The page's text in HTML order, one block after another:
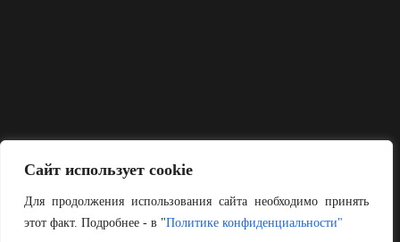
Сайт использует cookie
Для продолжения использования сайта необходимо принять
этот факт. Подробнее - в "Политике конфиденциальности"